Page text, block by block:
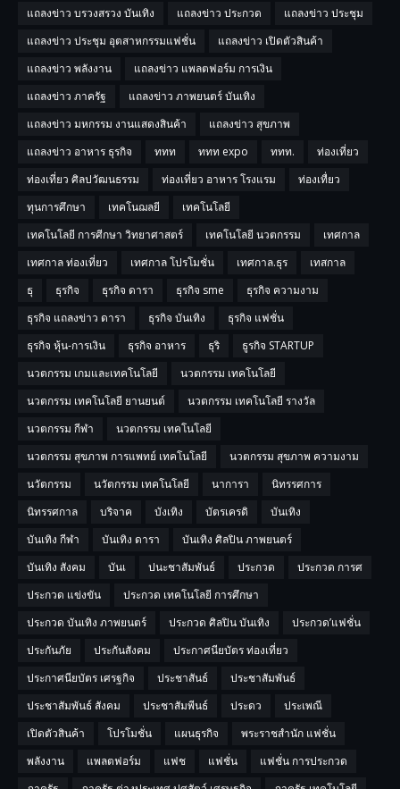
แถลงข่าว บรวงสรวง บันเทิง
แถลงข่าว ประกวด
แถลงข่าว ประชุม
แถลงข่าว ประชุม อุตสาหกรรมแฟชั่น
แถลงข่าว เปิดตัวสินค้า
แถลงข่าว พลังงาน
แถลงข่าว แพลตฟอร์ม การเงิน
แถลงข่าว ภาครัฐ
แถลงข่าว ภาพยนตร์ บันเทิง
แถลงข่าว มหกรรม งานแสดงสินค้า
แถลงข่าว สุขภาพ
แถลงข่าว อาหาร ธุรกิจ
ททท ททท expo ททท.
ท่องเที่ยว
ท่องเที่ยว ศิลปวัฒนธรรม
ท่องเที่ยว อาหาร โรงแรม
ท่องเทื่ยว
ทุนการศึกษา
เทคโนฌลยี
เทคโนโลยี
เทคโนโลยี การศีกษา วิทยาศาสตร์
เทคโนโลยี นวตกรรม
เทศกาล
เทศกาล ท่องเที่ยว
เทศกาล โปรโมชั่น เทศกาล.ธุร
เทสกาล
ธุ
ธุรกิจ ธุรกิจ ดารา ธุรกิจ sme
ธุรกิจ ความงาม
ธุรกิจ แถลงข่าว ดารา
ธุรกิจ บันเทิง
ธุรกิจ แฟชั่น
ธุรกิจ หุ้น-การเงิน
ธุรกิจ อาหาร ธุริ
ธูรกิจ STARTUP
นวตกรรม เกมและเทคโนโลยี
นวตกรรม เทคโนโลยี
นวตกรรม เทคโนโลยี ยานยนต์
นวตกรรม เทคโนโลยี รางวัล
นวตกรรม กีฬา
นวตกรรม เทคโนโลยี
นวตกรรม สุขภาพ การแพทย์ เทคโนโลยี
นวตกรรม สุขภาพ ความงาม
นวัตกรรม
นวัตกรรม เทคโนโลยี นาการา
นิทรรศการ
นิทรรศกาล
บริจาค บังเทิง บัตรเครดิ
บันเทิง
บันเทิง กีฬา
บันเทิง ดารา
บันเทิง ศิลปิน ภาพยนตร์
บันเทิง สังคม
บันเ ปนะชาสัมพันธ์ ประกวด
ประกวด การศ
ประกวด แข่งขัน
ประกวด เทคโนโลยี การศึกษา
ประกวด บันเทิง ภาพยนตร์
ประกวด ศิลปิน บันเทิง
ประกวด’แฟชั่น
ประกันภัย
ประกันสังคม
ประกาศนียบัตร ท่องเที่ยว
ประกาศนียบัตร เศรฐกิจ
ประชาสันธ์
ประชาสัมพันธ์
ประชาสัมพันธ์ สังคม
ประชาสัมพีนธ์ ประดว
ประเพณี
เปิดตัวสินค้า
โปรโมชั่น แผนธุรกิจ
พระราชสำนัก แฟชั่น
พลังงาน
แพลตฟอร์ม แฟช แฟชั่น
แฟชั่น การประกวด